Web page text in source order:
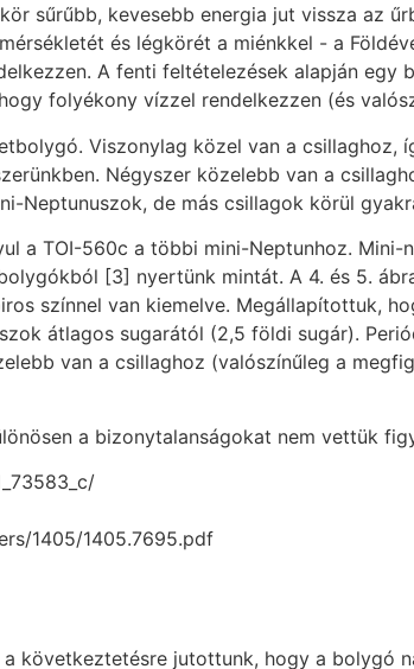
sűrűbb, kevesebb energia jut vissza az
és légkörét a miénkkel - a
A fenti feltételezések alapján
folyékony vízzel rendelkezzen (és
Viszonylag közel van a
Négyszer közelebb van a
Neptunuszok, de más csillagok körül
a TOI-560c a többi mini-Neptunhoz.
[3] nyertünk mintát. A 4. és 5.
színnel van kiemelve. Megállapítottuk,
átlagos sugarától (2,5 földi sugár).
van a csillaghoz (valószínűleg a
a bizonytalanságokat nem vettük
1405/1405.7695.pdf
következtetésre jutottunk, hogy a bolygó